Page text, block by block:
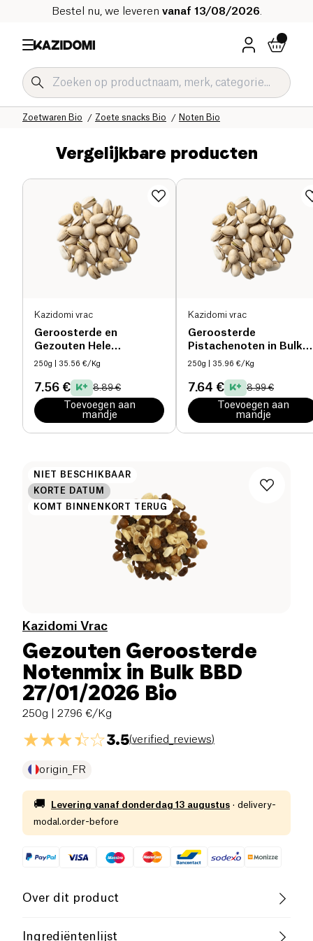
Bestel nu, we leveren vanaf 13/08/2026
Noten Bio
Zoete snacks Bio
Zoetwaren Bio
Onze biologische catalogus
Home
Vergelijkbare producten
Kazidomi vrac
Geroosterde en
Gezouten Hele
Pistachenoten in Bulk
250g | 35.56 €/Kg
7.56 € 8.89 €
Toevoegen aan
mandje
Kazidomi vrac
Geroosterde
Pistachenoten in Bulk
bio
250g | 35.96 €/Kg
7.64 € 8.99 €
Toevoegen aan
mandje
NIET BESCHIKBAAR
KORTE DATUM
KOMT BINNENKORT TERUG
Kazidomi Vrac
Gezouten Geroosterde
Notenmix in Bulk BBD
27/01/2026 Bio
250g | 27.96 €/Kg
3.5(verified_reviews)
origin_FR
🚚 Levering vanaf donderdag 13 augustus · delivery-
modal.order-before
Over dit product
Vegan Biologisch
Ingrediëntenlijst